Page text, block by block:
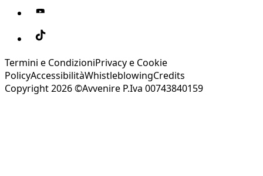
Termini e CondizioniPrivacy e Cookie
PolicyAccessibilitàWhistleblowingCredits
Copyright 2026 ©Avvenire P.Iva 00743840159